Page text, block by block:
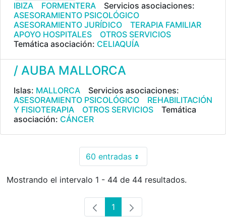
IBIZA
FORMENTERA
Servicios asociaciones:
ASESORAMIENTO PSICOLÓGICO
ASESORAMIENTO JURÍDICO
TERAPIA FAMILIAR
APOYO HOSPITALES
OTROS SERVICIOS
Temática asociación: CELIAQUÍA
/ AUBA MALLORCA
Islas: MALLORCA
Servicios asociaciones:
ASESORAMIENTO PSICOLÓGICO
REHABILITACIÓN
Y FISIOTERAPIA
OTROS SERVICIOS
Temática
asociación: CÁNCER
60 entradasPor página
Mostrando el intervalo 1 - 44 de 44 resultados.
Página
1